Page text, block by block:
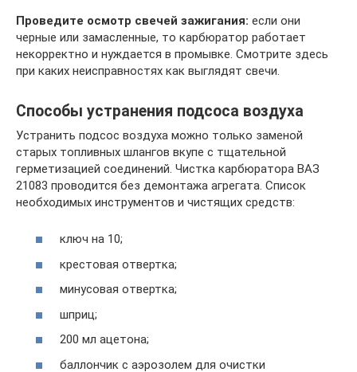
Проведите осмотр свечей зажигания: если они
черные или замасленные, то карбюратор работает
некорректно и нуждается в промывке. Смотрите здесь
при каких неисправностях как выглядят свечи.
Способы устранения подсоса воздуха
Устранить подсос воздуха можно только заменой
старых топливных шлангов вкупе с тщательной
герметизацией соединений. Чистка карбюратора ВАЗ
21083 проводится без демонтажа агрегата. Список
необходимых инструментов и чистящих средств:
ключ на 10;
крестовая отвертка;
минусовая отвертка;
шприц;
200 мл ацетона;
баллончик с аэрозолем для очистки